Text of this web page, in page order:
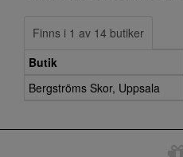
Finns i 1 av 14 butiker
Butik
Bergströms Skor, Uppsala